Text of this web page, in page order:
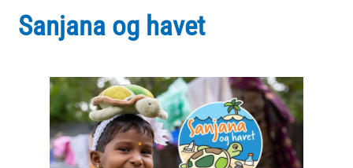
Sanjana og havet